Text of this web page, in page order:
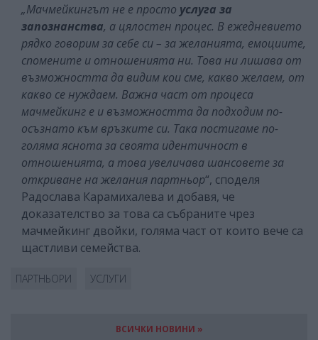
„Мачмейкингът не е просто услуга за
запознанства, а цялостен процес. В ежедневието
рядко говорим за себе си – за желанията, емоциите,
спомените и отношенията ни. Това ни лишава от
възможността да видим кои сме, какво желаем, от
какво се нуждаем. Важна част от процеса
мачмейкинг е и възможността да подходим по-
осъзнато към връзките си. Така постигаме по-
голяма яснота за своята идентичност в
отношенията, а това увеличава шансовете за
откриване на желания партньор“, споделя
Радослава Карамихалева и добавя, че
доказателство за това са събраните чрез
мачмейкинг двойки, голяма част от които вече са
щастливи семейства.
ПАРТНЬОРИ УСЛУГИ
ВСИЧКИ НОВИНИ »